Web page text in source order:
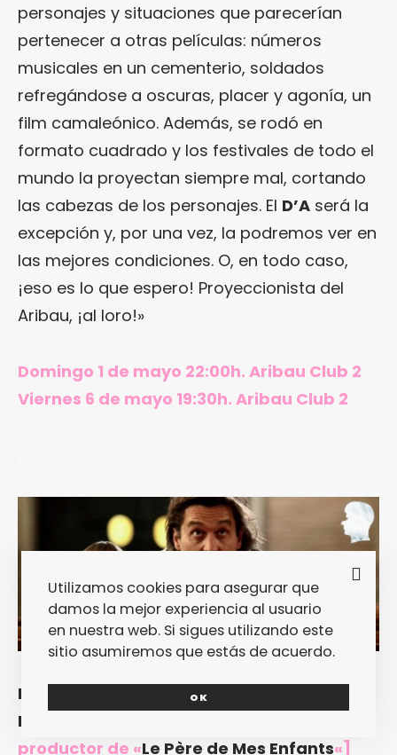
personajes y situaciones que parecerían
pertenecer a otras películas: números
musicales en un cementerio, soldados
refregándose a oscuras, placer y agonía, un
film camaleónico. Además, se rodó en
formato cuadrado y los festivales de todo el
mundo la proyectan siempre mal, cortando
las cabezas de los personajes. El D’A será la
excepción y, por una vez, la podremos ver en
las mejores condiciones. O, en todo caso,
¡eso es lo que espero! Proyeccionista del
Aribau, ¡al loro!»
Domingo 1 de mayo 22:00h. Aribau Club 2
Viernes 6 de mayo 19:30h. Aribau Club 2
LE PÈRE DE MES ENFANTS, de Mia Hansen-
Lø
productor de «Le Père de Mes Enfants«]
Utilizamos cookies para asegurar que
damos la mejor experiencia al usuario
en nuestra web. Si sigues utilizando este
sitio asumiremos que estás de acuerdo.
OK